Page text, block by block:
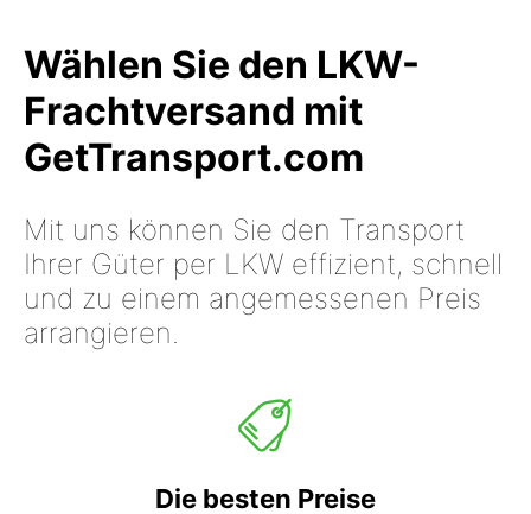
Wählen Sie den LKW-
Frachtversand mit
GetTransport.com
Mit uns können Sie den Transport
Ihrer Güter per LKW effizient, schnell
und zu einem angemessenen Preis
arrangieren.
Die besten Preise